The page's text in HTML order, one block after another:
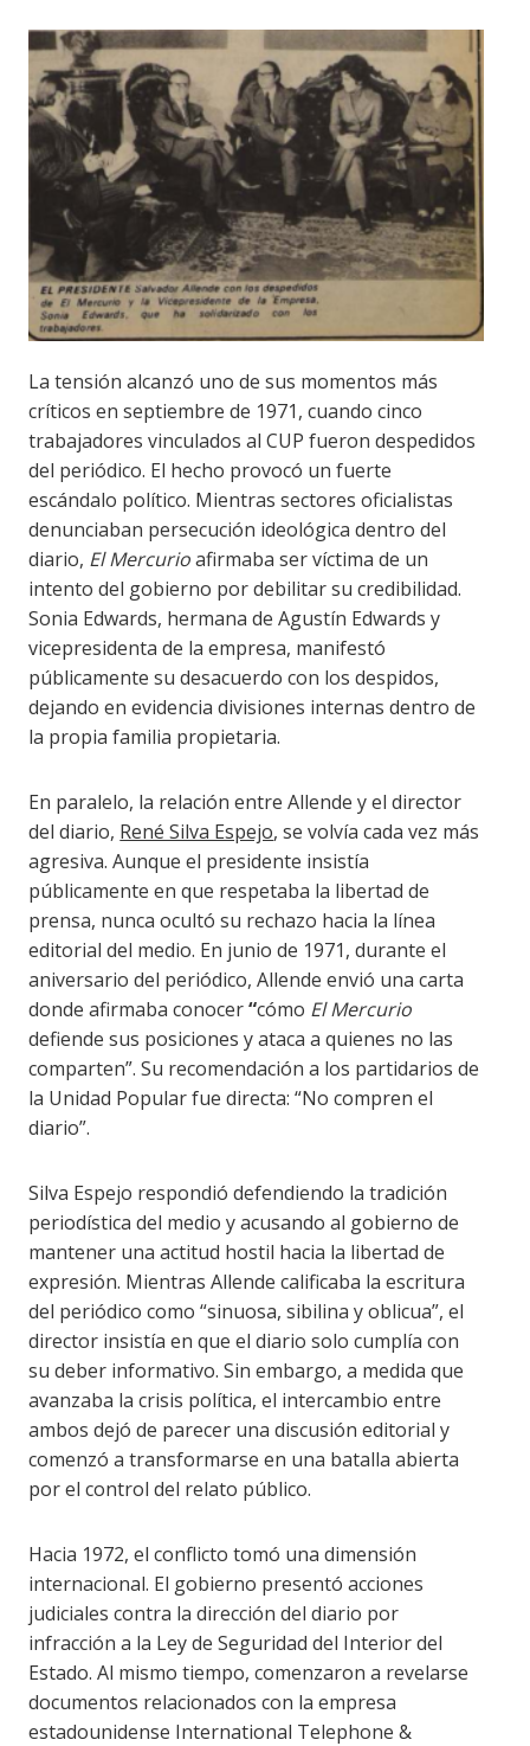
La tensión alcanzó uno de sus momentos más
críticos en septiembre de 1971, cuando cinco
trabajadores vinculados al CUP fueron despedidos
del periódico. El hecho provocó un fuerte
escándalo político. Mientras sectores oficialistas
denunciaban persecución ideológica dentro del
diario, El Mercurioafirmaba ser víctima de un
intento del gobierno por debilitar su credibilidad.
Sonia Edwards, hermana de Agustín Edwards y
vicepresidenta de la empresa, manifestó
públicamente su desacuerdo con los despidos,
dejando en evidencia divisiones internas dentro de
la propia familia propietaria.
En paralelo, la relación entre Allende y el director
del diario, René Silva Espejo, se volvía cada vez más
agresiva. Aunque el presidente insistía
públicamente en que respetaba la libertad de
prensa, nunca ocultó su rechazo hacia la línea
editorial del medio. En junio de 1971, durante el
aniversario del periódico, Allende envió una carta
donde afirmaba conocer“cómo El Mercurio
defiende sus posiciones y ataca a quienes no las
comparten”. Su recomendación a los partidarios de
la Unidad Popular fue directa: “No compren el
diario”.
Silva Espejo respondió defendiendo la tradición
periodística del medio y acusando al gobierno de
mantener una actitud hostil hacia la libertad de
expresión. Mientras Allende calificaba la escritura
del periódico como “sinuosa, sibilina y oblicua”, el
director insistía en que el diario solo cumplía con
su deber informativo. Sin embargo, a medida que
avanzaba la crisis política, el intercambio entre
ambos dejó de parecer una discusión editorial y
comenzó a transformarse en una batalla abierta
por el control del relato público.
Hacia 1972, el conflicto tomó una dimensión
internacional. El gobierno presentó acciones
judiciales contra la dirección del diario por
infracción a la Ley de Seguridad del Interior del
Estado. Al mismo tiempo, comenzaron a revelarse
documentos relacionados con la empresa
estadounidense International Telephone &